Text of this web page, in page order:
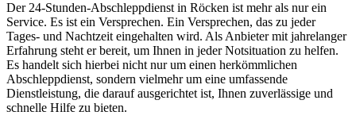
Der 24-Stunden-Abschleppdienst in Röcken ist mehr als nur ein
Service. Es ist ein Versprechen. Ein Versprechen, das zu jeder
Tages- und Nachtzeit eingehalten wird. Als Anbieter mit jahrelanger
Erfahrung steht er bereit, um Ihnen in jeder Notsituation zu helfen.
Es handelt sich hierbei nicht nur um einen herkömmlichen
Abschleppdienst, sondern vielmehr um eine umfassende
Dienstleistung, die darauf ausgerichtet ist, Ihnen zuverlässige und
schnelle Hilfe zu bieten.